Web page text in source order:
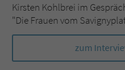
Kirsten Kohlbrei im
"Die Frauen vom
zum